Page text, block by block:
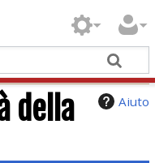
Aiuto
della